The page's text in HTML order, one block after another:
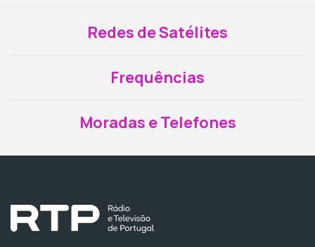
Redes de Satélites
Frequências
Moradas e Telefones